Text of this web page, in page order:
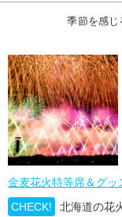
季節を感じ
金麦花火特等席＆グッ
CHECK!
北海道の花